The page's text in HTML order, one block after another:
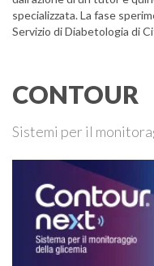
specializzata. La fase
Servizio di Diabetologia di
CONTOUR
Sistemi per il